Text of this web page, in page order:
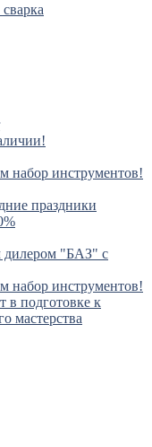
набор инструментов!
праздники
дилером "БАЗ" с
набор инструментов!
в подготовке к
мастерства